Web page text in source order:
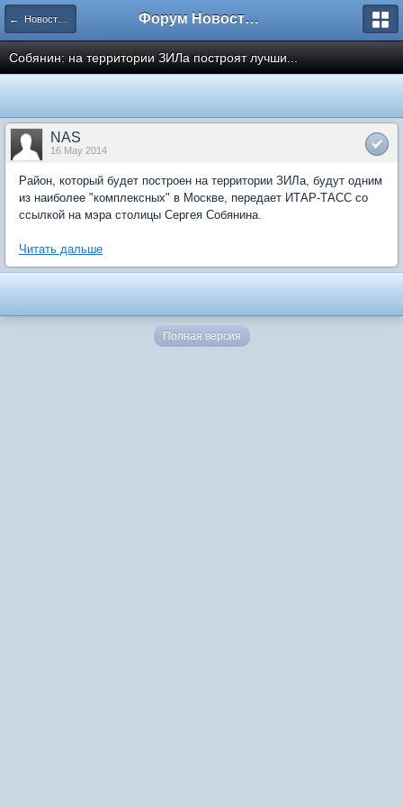
← Новости рынка недвижимости Форум Новостройки
Собянин: на территории ЗИЛа построят лучши...
NAS
16 May 2014
Район, который будет построен на территории ЗИЛа, будут одним
из наиболее "комплексных" в Москве, передает ИТАР-ТАСС со
ссылкой на мэра столицы Сергея Собянина.
Читать дальше
Полная версия